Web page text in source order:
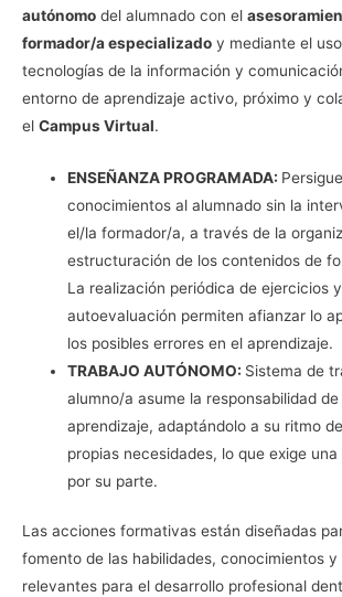
autónomo del alumnado con el
formador/a especializado y mediante el
tecnologías de la información y
entorno de aprendizaje activo, próximo y
el Campus Virtual.
ENSEÑANZA PROGRAMADA:
conocimientos al alumnado sin la
el/la formador/a, a través de la
estructuración de los contenidos de
La realización periódica de ejercicios
autoevaluación permiten afianzar lo
los posibles errores en el aprendizaje.
TRABAJO AUTÓNOMO: Sistema de
alumno/a asume la responsabilidad
aprendizaje, adaptándolo a su ritmo
propias necesidades, lo que exige
por su parte.
Las acciones formativas están diseñadas
fomento de las habilidades, conocimientos y
relevantes para el desarrollo profesional